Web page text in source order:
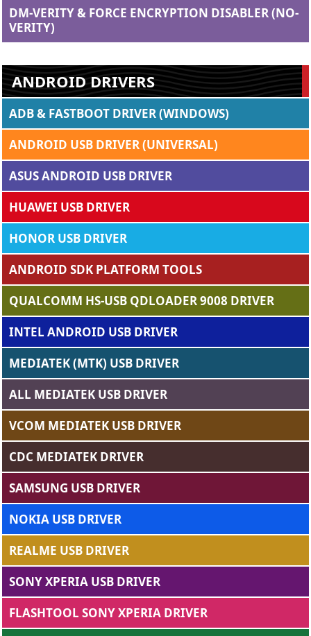
DM-VERITY & FORCE ENCRYPTION DISABLER (NO-
VERITY)
ANDROID DRIVERS
ADB & FASTBOOT DRIVER (WINDOWS)
ANDROID USB DRIVER (UNIVERSAL)
ASUS ANDROID USB DRIVER
HUAWEI USB DRIVER
HONOR USB DRIVER
ANDROID SDK PLATFORM TOOLS
QUALCOMM HS-USB QDLOADER 9008 DRIVER
INTEL ANDROID USB DRIVER
MEDIATEK (MTK) USB DRIVER
ALL MEDIATEK USB DRIVER
VCOM MEDIATEK USB DRIVER
CDC MEDIATEK DRIVER
SAMSUNG USB DRIVER
NOKIA USB DRIVER
REALME USB DRIVER
SONY XPERIA USB DRIVER
FLASHTOOL SONY XPERIA DRIVER